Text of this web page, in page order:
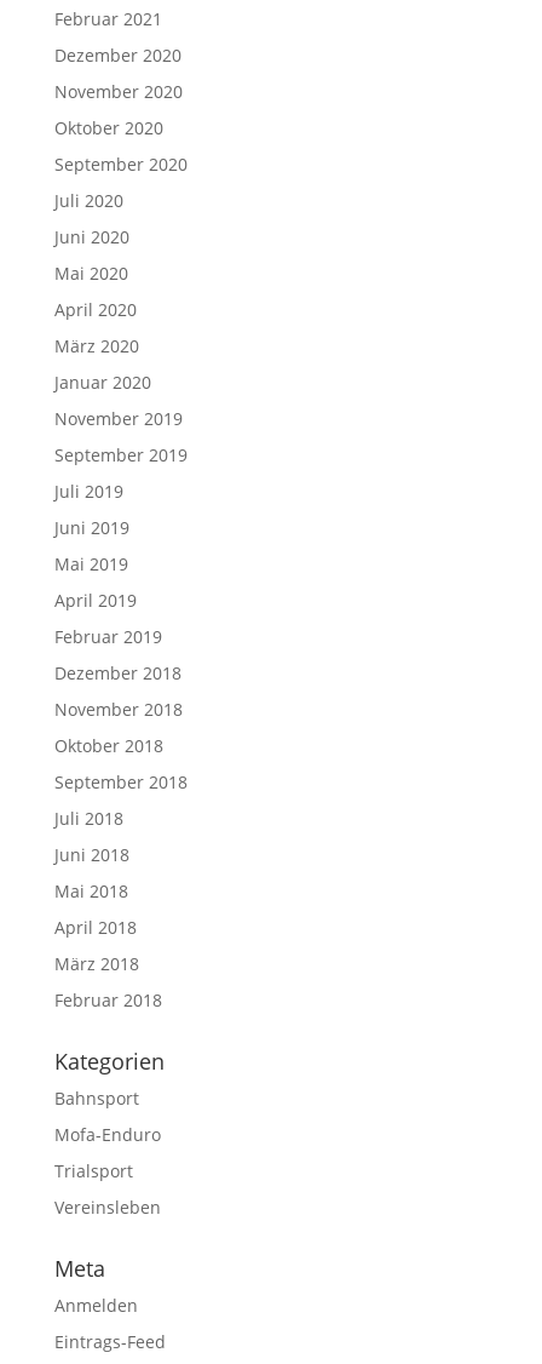
Februar 2021
Dezember 2020
November 2020
Oktober 2020
September 2020
Juli 2020
Juni 2020
Mai 2020
April 2020
März 2020
Januar 2020
November 2019
September 2019
Juli 2019
Juni 2019
Mai 2019
April 2019
Februar 2019
Dezember 2018
November 2018
Oktober 2018
September 2018
Juli 2018
Juni 2018
Mai 2018
April 2018
März 2018
Februar 2018
Kategorien
Bahnsport
Mofa-Enduro
Trialsport
Vereinsleben
Meta
Anmelden
Eintrags-Feed